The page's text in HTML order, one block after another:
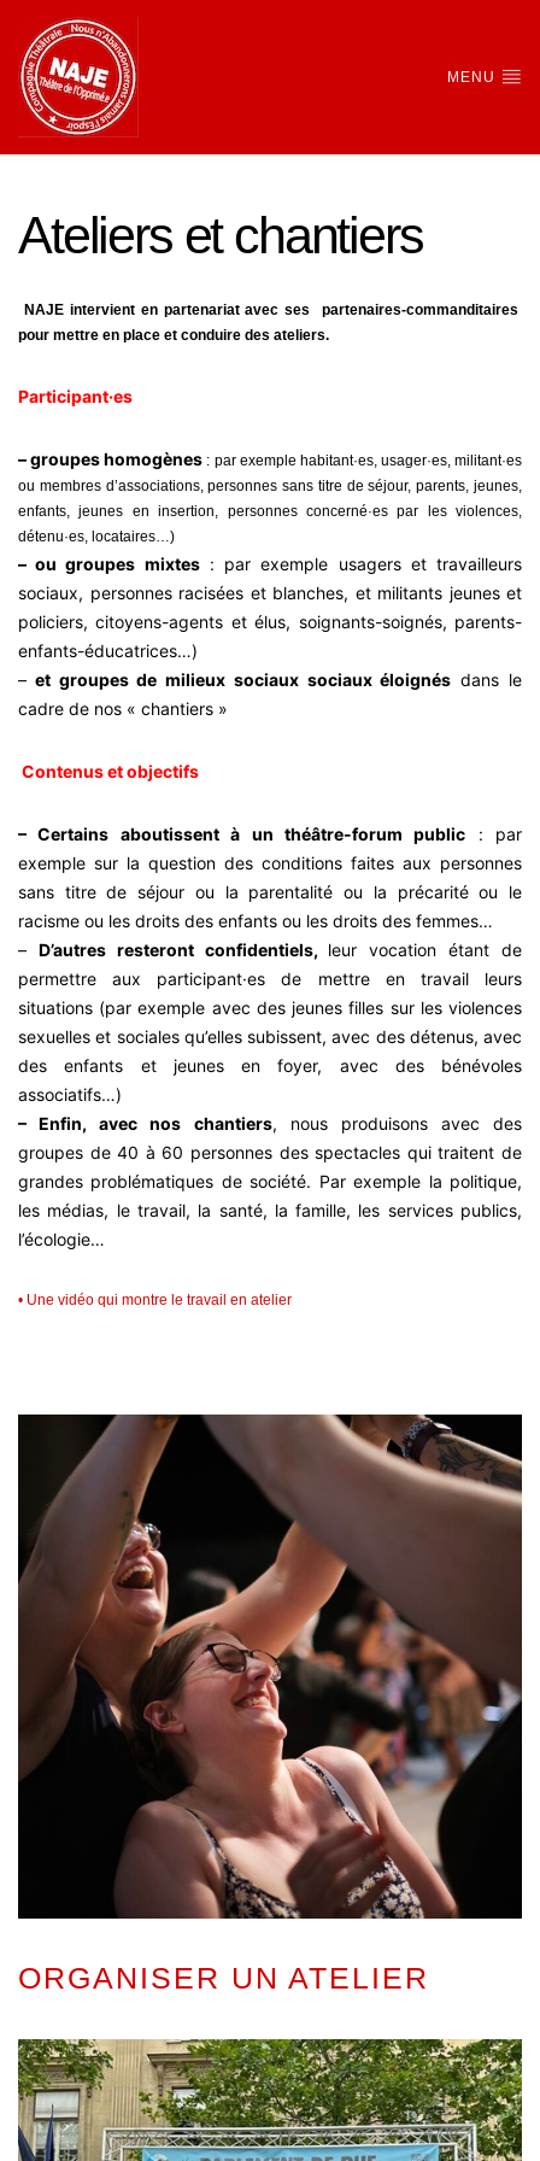
MENU
Ateliers et chantiers
NAJE intervient en partenariat avec ses partenaires-commanditaires
pour mettre en place et conduire des ateliers.
Participant·es
– groupes homogènes : par exemple habitant·es, usager·es, militant·es
ou membres d’associations, personnes sans titre de séjour, parents, jeunes,
enfants, jeunes en insertion, personnes concerné·es par les violences,
détenu·es, locataires…)
– ou groupes mixtes: par exemple usagers et travailleurs
sociaux, personnes racisées et blanches, et militants jeunes et
policiers, citoyens-agents et élus, soignants-soignés, parents-
enfants-éducatrices…)
– et groupes de milieux sociaux sociaux éloignés dans le
cadre de nos « chantiers »
Contenus et objectifs
– Certains aboutissent à un théâtre-forum public : par
exemple sur la question des conditions faites aux personnes
sans titre de séjour ou la parentalité ou la précarité ou le
racisme ou les droits des enfants ou les droits des femmes…
– D’autres resteront confidentiels, leur vocation étant de
permettre aux participant·es de mettre en travail leurs
situations (par exemple avec des jeunes filles sur les violences
sexuelles et sociales qu’elles subissent, avec des détenus, avec
des enfants et jeunes en foyer, avec des bénévoles
associatifs…)
– Enfin, avec nos chantiers, nous produisons avec des
groupes de 40 à 60 personnes des spectacles qui traitent de
grandes problématiques de société. Par exemple la politique,
les médias, le travail, la santé, la famille, les services publics,
l’écologie…
• Une vidéo qui montre le travail en atelier
ORGANISER UN ATELIER